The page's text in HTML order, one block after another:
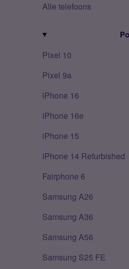
Alle telefoons
Pixel 10
Pixel 9a
iPhone 16
iPhone 16e
iPhone 15
iPhone 14 Refurbished
Fairphone 6
Samsung A26
Samsung A36
Samsung A56
Samsung S25 FE